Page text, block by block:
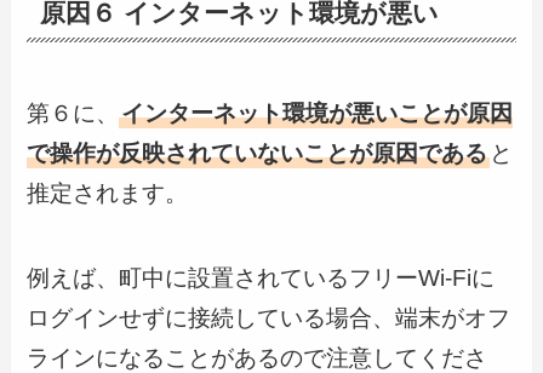
原因６ インターネット環境が悪い
第６に、インターネット環境が悪いことが原因
で操作が反映されていないことが原因である と
推定されます。
例えば、町中に設置されているフリーWi-Fiに
ログインせずに接続している場合、端末がオフ
ラインになることがあるので注意してくださ